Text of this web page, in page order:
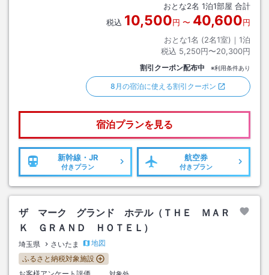
おとな2名 1泊1部屋 合計
税込 10,500円 〜 40,600円
おとな1名 (2名1室)｜ 1泊
税込 5,250円〜20,300円
割引クーポン配布中 ※利用条件あり
8月の宿泊に使える割引クーポン
宿泊プランを見る
新幹線・JR
付きプラン
航空券
付きプラン
ザ マーク グランド ホテル（ＴＨＥ ＭＡＲ
Ｋ ＧＲＡＮＤ ＨＯＴＥＬ）
埼玉県 さいたま
地図
ふるさと納税対象施設